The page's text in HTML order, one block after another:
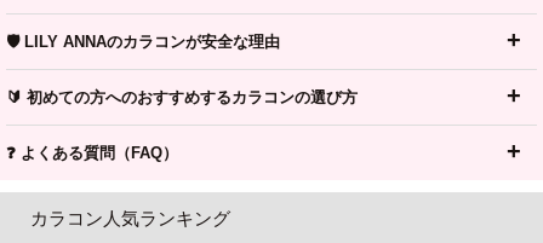
🛡️ LILY ANNAのカラコンが安全な理由
🔰 初めての方へのおすすめするカラコンの選び方
❓ よくある質問（FAQ）
カラコン人気ランキング